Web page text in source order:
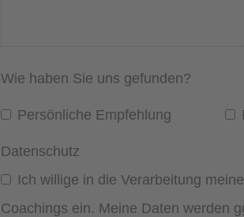
Wie haben Sie uns gefunden?
Persönliche Empfehlung
Datenschutz
Ich willige in die Verarbeitung
Coachings ein. Meine Daten werden